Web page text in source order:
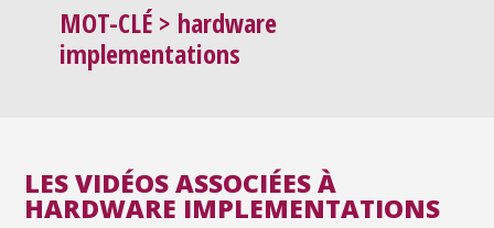
MOT-CLÉ > hardware
implementations
LES VIDÉOS ASSOCIÉES À
HARDWARE IMPLEMENTATIONS